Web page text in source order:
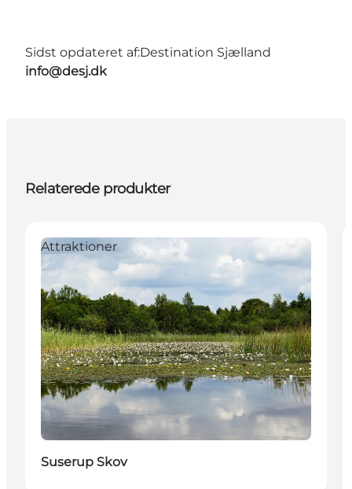
Sidst opdateret af:Destination Sjælland
info@desj.dk
Relaterede produkter
Attraktioner
Suserup Skov